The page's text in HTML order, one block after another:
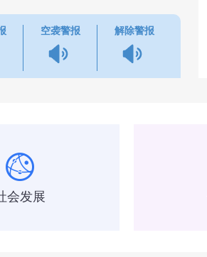
空袭警报 解除警报
会发展